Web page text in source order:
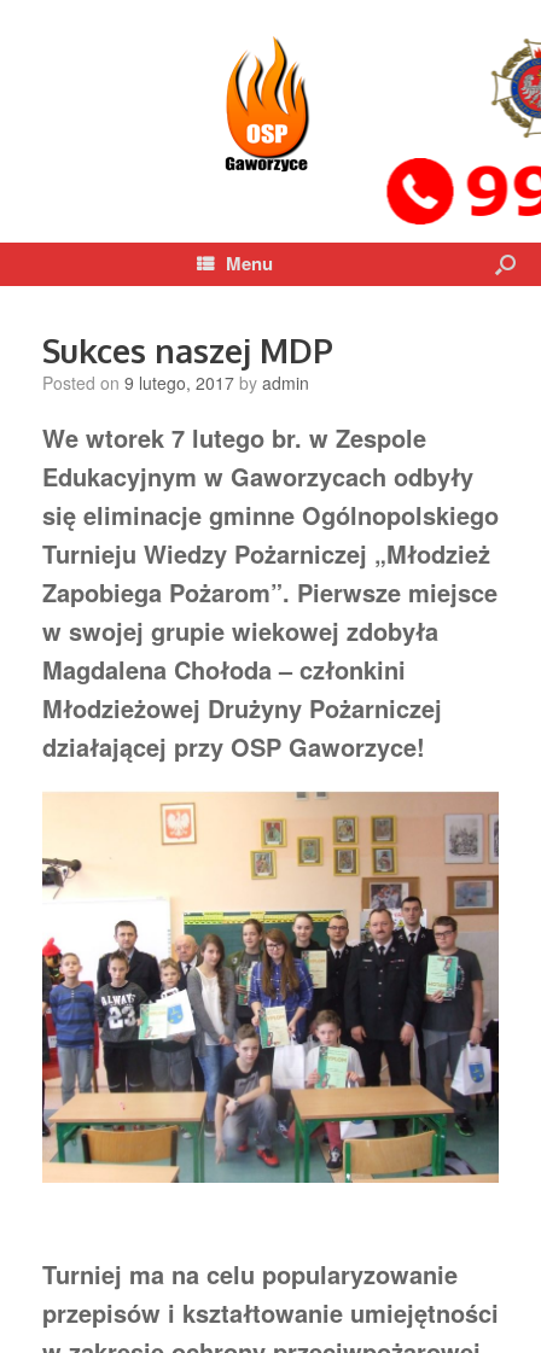
Menu
Sukces naszej MDP
Posted on 9 lutego, 2017 by admin
We wtorek 7 lutego br. w Zespole
Edukacyjnym w Gaworzycach odbyły
się eliminacje gminne Ogólnopolskiego
Turnieju Wiedzy Pożarniczej „Młodzież
Zapobiega Pożarom”. Pierwsze miejsce
w swojej grupie wiekowej zdobyła
Magdalena Chołoda – członkini
Młodzieżowej Drużyny Pożarniczej
działającej przy OSP Gaworzyce!
Turniej ma na celu popularyzowanie
przepisów i kształtowanie umiejętności